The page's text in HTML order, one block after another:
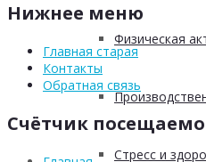
Физическая
Стресс и
Нижнее меню
Главная старая
Контакты
Обратная связь
Счётчик